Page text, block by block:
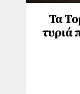
Τα
τυριά